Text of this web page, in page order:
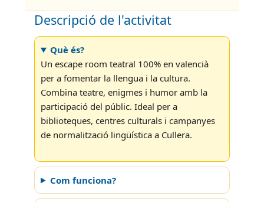
Descripció de l'activitat
Què és?
Un escape room teatral 100% en valencià
per a fomentar la llengua i la cultura.
Combina teatre, enigmes i humor amb la
participació del públic. Ideal per a
biblioteques, centres culturals i campanyes
de normalització lingüística a Cullera.
Com funciona?